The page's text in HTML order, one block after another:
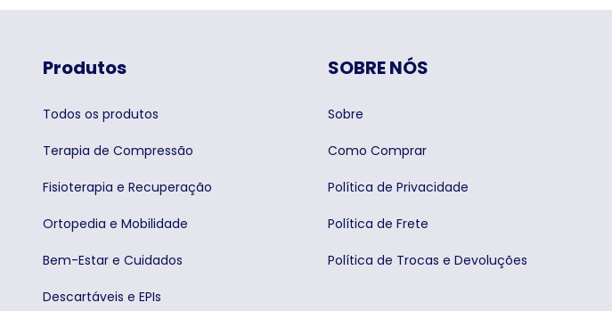
Produtos
Todos os produtos
Terapia de Compressão
Fisioterapia e Recuperação
Ortopedia e Mobilidade
Bem-Estar e Cuidados
Descartáveis e EPIs
SOBRE NÓS
Sobre
Como Comprar
Política de Privacidade
Política de Frete
Política de Trocas e Devoluções